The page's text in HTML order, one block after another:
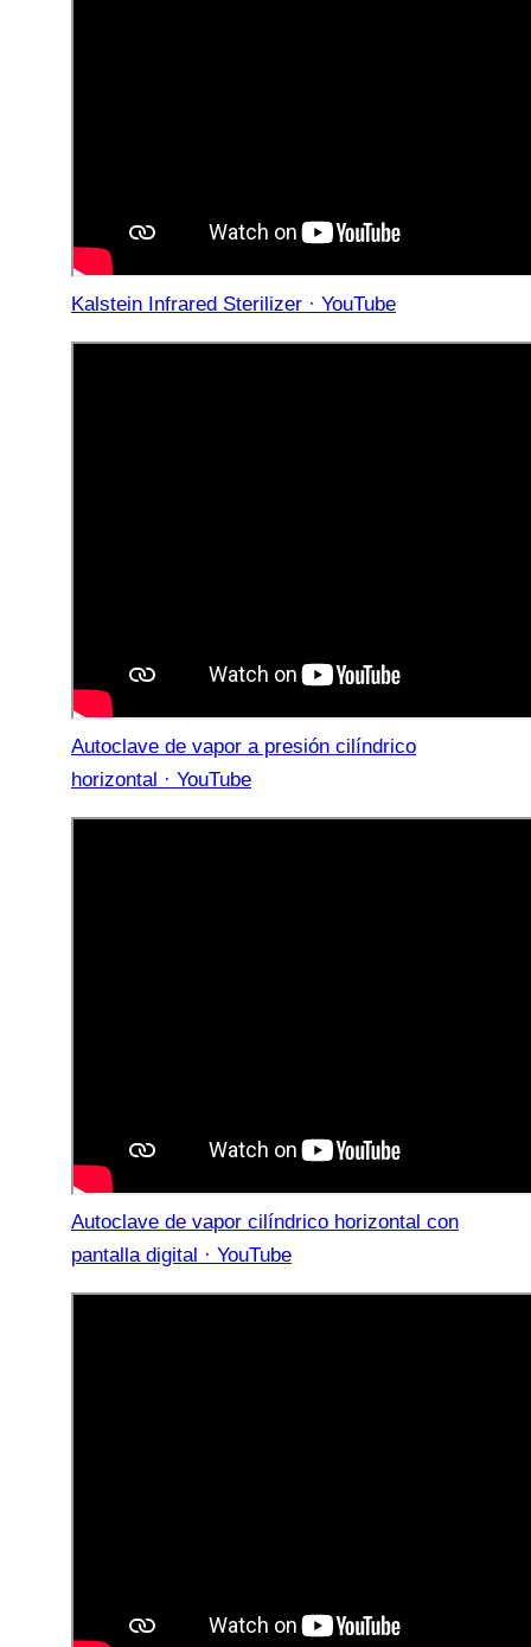
Kalstein Infrared Sterilizer · YouTube
Autoclave de vapor a presión cilíndrico
horizontal · YouTube
Autoclave de vapor cilíndrico horizontal con
pantalla digital · YouTube